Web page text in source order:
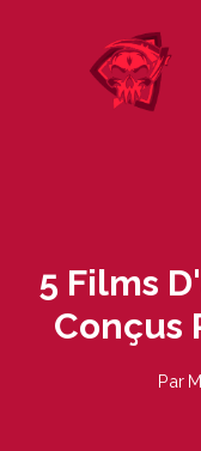
5 Films
Conçus
Par